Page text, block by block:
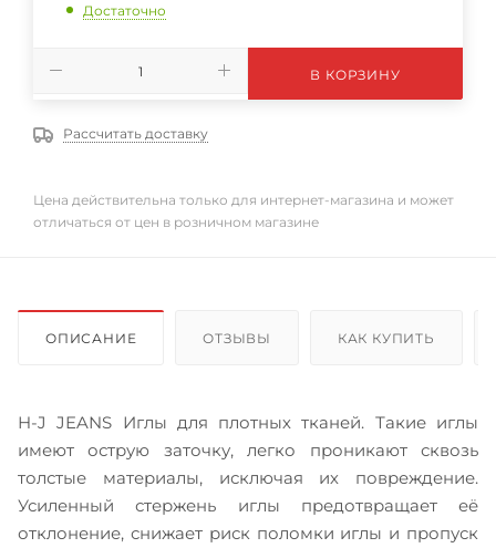
Достаточно
В КОРЗИНУ
Рассчитать доставку
Цена действительна только для интернет-магазина и может
отличаться от цен в розничном магазине
ОПИСАНИЕ ОТЗЫВЫ КАК КУПИТЬ
H-J JEANS Иглы для плотных тканей. Такие иглы
имеют острую заточку, легко проникают сквозь
толстые материалы, исключая их повреждение.
Усиленный стержень иглы предотвращает её
отклонение, снижает риск поломки иглы и пропуск